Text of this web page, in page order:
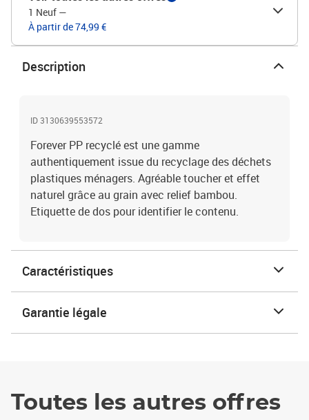
1 Neuf —
À partir de 74,99 €
Description
ID 3130639553572
Forever PP recyclé est une gamme
authentiquement issue du recyclage des déchets
plastiques ménagers. Agréable toucher et effet
naturel grâce au grain avec relief bambou.
Etiquette de dos pour identifier le contenu.
Caractéristiques
Garantie légale
Toutes les autres offres